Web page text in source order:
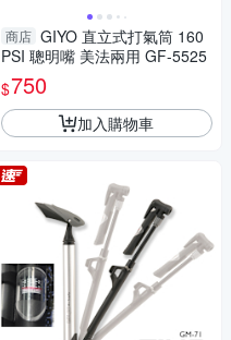
商店 GIYO 直立式打氣筒 160
PSI 聰明嘴 美法兩用 GF-5525
$750
加入購物車